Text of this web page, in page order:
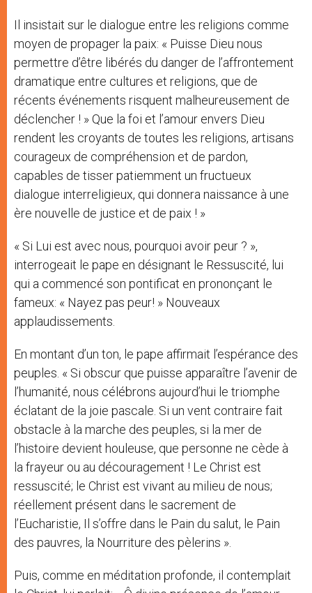
Il insistait sur le dialogue entre les religions comme
moyen de propager la paix: « Puisse Dieu nous
permettre d’être libérés du danger de l’affrontement
dramatique entre cultures et religions, que de
récents événements risquent malheureusement de
déclencher ! » Que la foi et l’amour envers Dieu
rendent les croyants de toutes les religions, artisans
courageux de compréhension et de pardon,
capables de tisser patiemment un fructueux
dialogue interreligieux, qui donnera naissance à une
ère nouvelle de justice et de paix ! »
« Si Lui est avec nous, pourquoi avoir peur ? »,
interrogeait le pape en désignant le Ressuscité, lui
qui a commencé son pontificat en prononçant le
fameux: « Nayez pas peur! » Nouveaux
applaudissements.
En montant d’un ton, le pape affirmait l’espérance des
peuples. « Si obscur que puisse apparaître l’avenir de
l’humanité, nous célébrons aujourd’hui le triomphe
éclatant de la joie pascale. Si un vent contraire fait
obstacle à la marche des peuples, si la mer de
l’histoire devient houleuse, que personne ne cède à
la frayeur ou au découragement ! Le Christ est
ressuscité; le Christ est vivant au milieu de nous;
réellement présent dans le sacrement de
l’Eucharistie, Il s’offre dans le Pain du salut, le Pain
des pauvres, la Nourriture des pèlerins ».
Puis, comme en méditation profonde, il contemplait